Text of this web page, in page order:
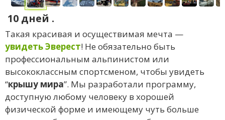
10 дней .
Такая красивая и осуществимая мечта —
увидеть Эверест! Не обязательно быть
профессиональным альпинистом или
высококлассным спортсменом, чтобы увидеть
“крышу мира”. Мы разработали программу,
доступную любому человеку в хорошей
физической форме и имеющему чуть больше